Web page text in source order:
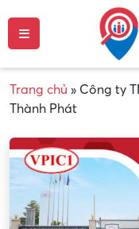
Trang chủ » Công ty
Thành Phát